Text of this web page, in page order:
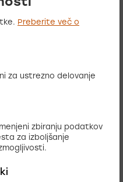
od uvedbe B2B
smiselna in kdaj
užitkov ob branju.
Preberite več o
za ustrezno delovanje
zbiranju podatkov
za izboljšanje